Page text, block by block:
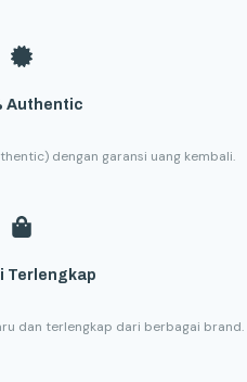
Authentic
dengan garansi uang kembali.
Terlengkap
dan terlengkap dari berbagai brand.